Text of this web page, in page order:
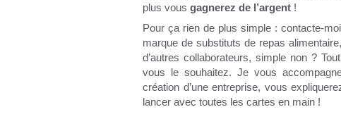
plus vous gagnerez de l’argent !
Pour ça rien de plus simple : contacte-
marque de substituts de repas
d’autres collaborateurs, simple non ?
vous le souhaitez. Je vous
création d’une entreprise, vous
lancer avec toutes les cartes en main !